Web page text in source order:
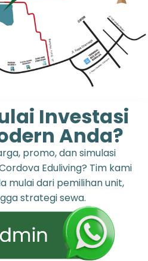
Investasi
Anda?
promo, dan simulasi
Eduliving? Tim kami
mulai dari pemilihan unit,
strategi sewa.